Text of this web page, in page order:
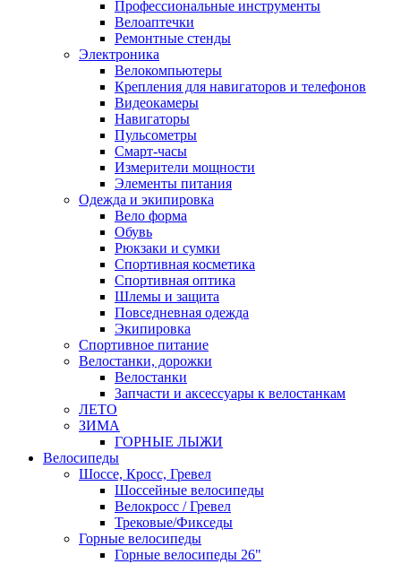
Профессиональные инструменты
Велоаптечки
Ремонтные стенды
Электроника
Велокомпьютеры
Крепления для навигаторов и телефонов
Видеокамеры
Навигаторы
Пульсометры
Смарт-часы
Измерители мощности
Элементы питания
Одежда и экипировка
Вело форма
Обувь
Рюкзаки и сумки
Спортивная косметика
Спортивная оптика
Шлемы и защита
Повседневная одежда
Экипировка
Спортивное питание
Велостанки, дорожки
Велостанки
Запчасти и аксессуары к велостанкам
ЛЕТО
ЗИМА
ГОРНЫЕ ЛЫЖИ
Велосипеды
Шоссе, Кросс, Гревел
Шоссейные велосипеды
Велокросс / Гревел
Трековые/Фикседы
Горные велосипеды
Горные велосипеды 26"